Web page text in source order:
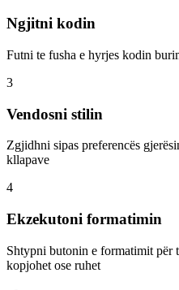
Ngjitni kodin
Futni te fusha e hyrjes kodin
3
Vendosni stilin
Zgjidhni sipas preferencës
kllapave
4
Ekzekutoni formatimin
Shtypni butonin e formatimit për
kopjohet ose ruhet